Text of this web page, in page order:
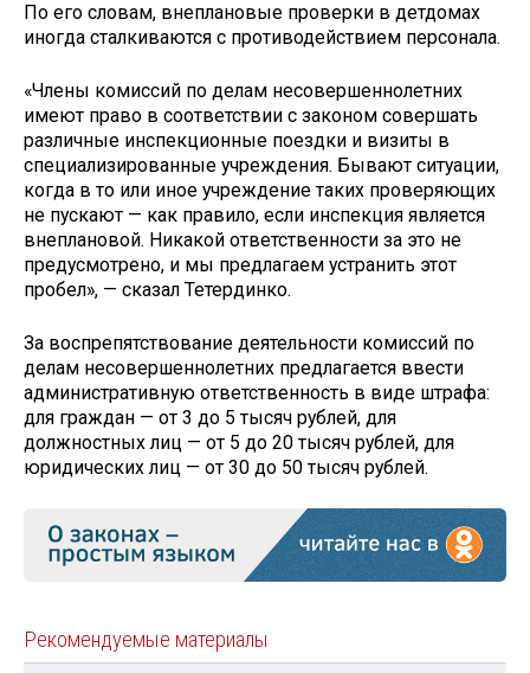
По его словам, внеплановые проверки в детдомах
иногда сталкиваются с противодействием персонала.
«Члены комиссий по делам несовершеннолетних
имеют право в соответствии с законом совершать
различные инспекционные поездки и визиты в
специализированные учреждения. Бывают ситуации,
когда в то или иное учреждение таких проверяющих
не пускают — как правило, если инспекция является
внеплановой. Никакой ответственности за это не
предусмотрено, и мы предлагаем устранить этот
пробел», — сказал Тетердинко.
За воспрепятствование деятельности комиссий по
делам несовершеннолетних предлагается ввести
административную ответственность в виде штрафа:
для граждан — от 3 до 5 тысяч рублей, для
должностных лиц — от 5 до 20 тысяч рублей, для
юридических лиц — от 30 до 50 тысяч рублей.
Рекомендуемые материалы